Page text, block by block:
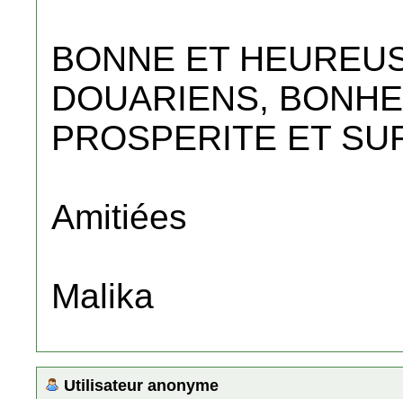
BONNE ET
DOUARIENS,
PROSPERITE ET
Amitiées
Malika
Utilisateur anonyme